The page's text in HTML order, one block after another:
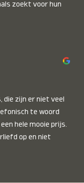
zoekt voor hun
die zijn er niet veel
te woord
hele mooie prijs.
op en niet